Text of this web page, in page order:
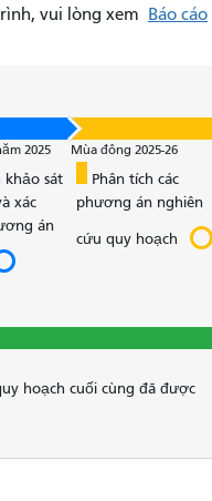
vui lòng xem Báo cáo
2025
khảo sát
xác
án
Mùa đông 2025-26
Phân tích các
phương án nghiên
cứu quy hoạch
hoạch cuối cùng đã được